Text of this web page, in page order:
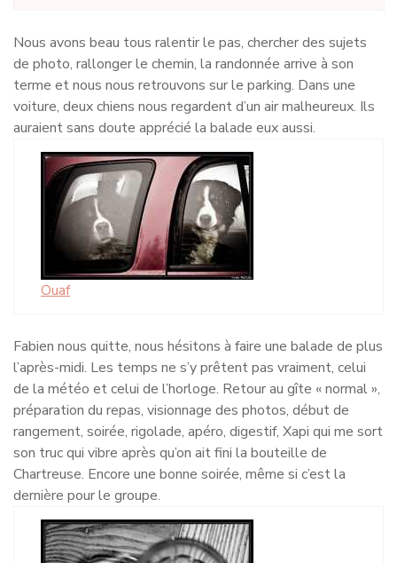
Nous avons beau tous ralentir le pas, chercher des sujets
de photo, rallonger le chemin, la randonnée arrive à son
terme et nous nous retrouvons sur le parking. Dans une
voiture, deux chiens nous regardent d’un air malheureux. Ils
auraient sans doute apprécié la balade eux aussi.
Ouaf
Fabien nous quitte, nous hésitons à faire une balade de plus
l’après-midi. Les temps ne s’y prêtent pas vraiment, celui
de la météo et celui de l’horloge. Retour au gîte « normal »,
préparation du repas, visionnage des photos, début de
rangement, soirée, rigolade, apéro, digestif, Xapi qui me sort
son truc qui vibre après qu’on ait fini la bouteille de
Chartreuse. Encore une bonne soirée, même si c’est la
dernière pour le groupe.